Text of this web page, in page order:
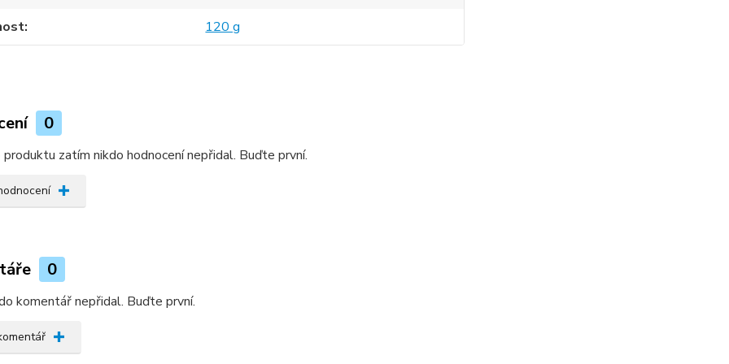
120 g
0
zatím nikdo hodnocení nepřidal. Buďte první.
0
komentář nepřidal. Buďte první.